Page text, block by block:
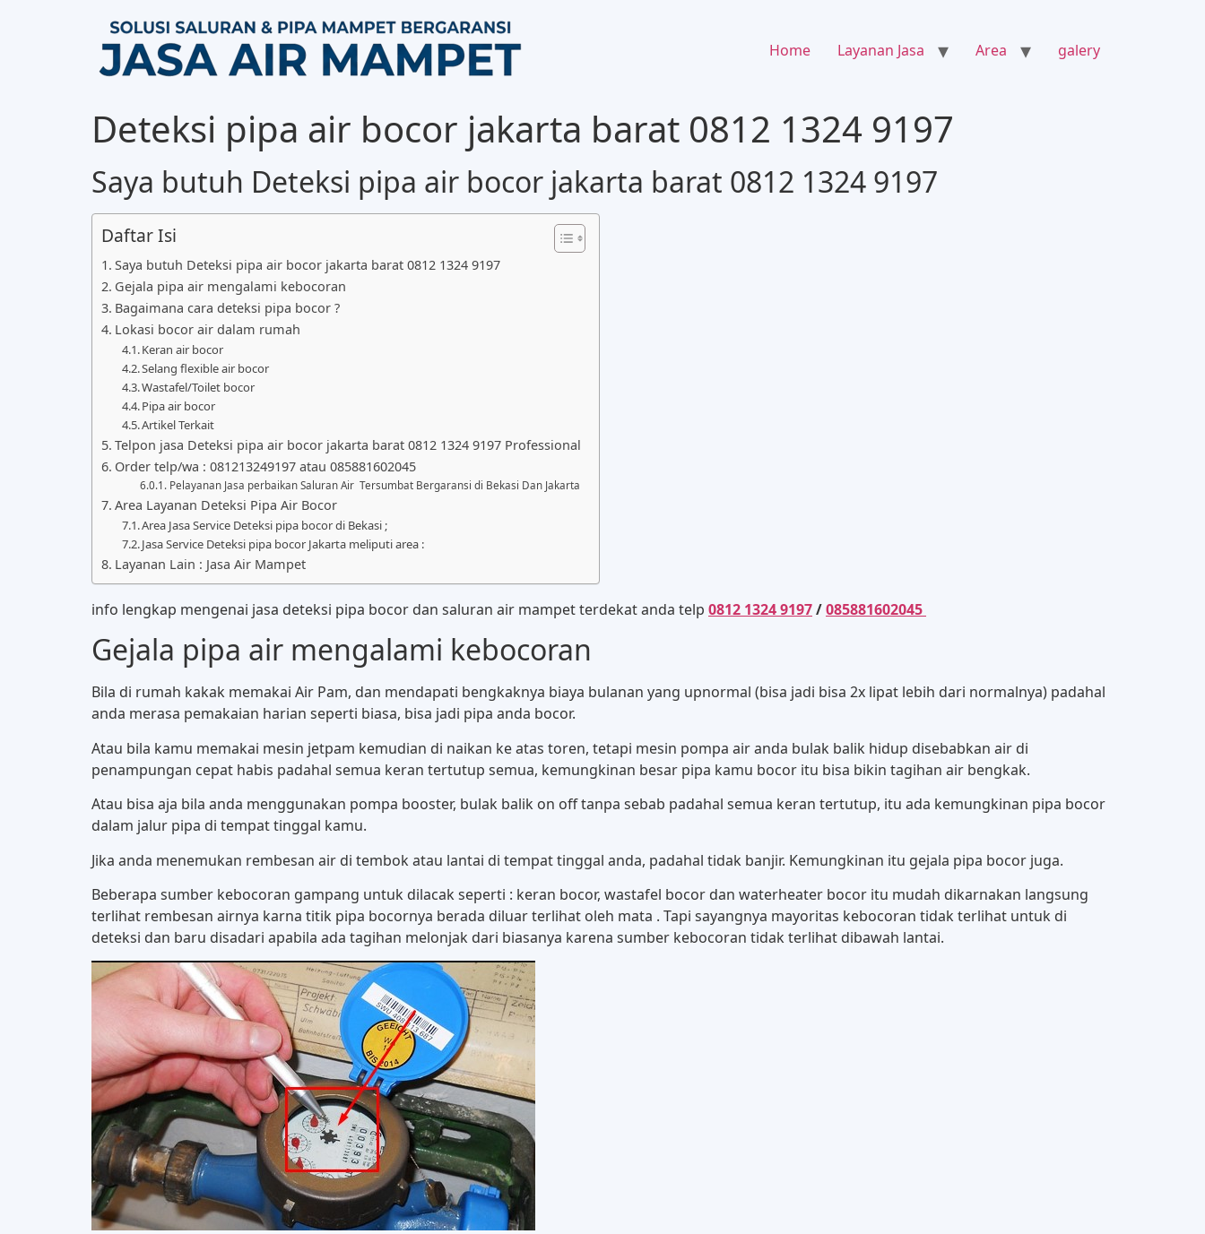
Home Layanan Jasa Area galery
Deteksi pipa air bocor jakarta barat 0812 1324 9197
Saya butuh Deteksi pipa air bocor jakarta barat 0812 1324 9197
Daftar Isi
Saya butuh Deteksi pipa air bocor jakarta barat 0812 1324 9197
Gejala pipa air mengalami kebocoran
Bagaimana cara deteksi pipa bocor ?
Lokasi bocor air dalam rumah
Keran air bocor
Selang flexible air bocor
Wastafel/Toilet bocor
Pipa air bocor
Artikel Terkait
Telpon jasa Deteksi pipa air bocor jakarta barat 0812 1324 9197 Professional
Order telp/wa : 081213249197 atau 085881602045
Pelayanan Jasa perbaikan Saluran Air Tersumbat Bergaransi di Bekasi Dan Jakarta
Area Layanan Deteksi Pipa Air Bocor
Area Jasa Service Deteksi pipa bocor di Bekasi ;
Jasa Service Deteksi pipa bocor Jakarta meliputi area :
Layanan Lain : Jasa Air Mampet
info lengkap mengenai jasa deteksi pipa bocor dan saluran air mampet terdekat anda telp 0812 1324 9197/085881602045
Gejala pipa air mengalami kebocoran
Bila di rumah kakak memakai Air Pam, dan mendapati bengkaknya biaya bulanan yang upnormal (bisa jadi bisa 2x lipat lebih dari normalnya) padahal
anda merasa pemakaian harian seperti biasa, bisa jadi pipa anda bocor.
Atau bila kamu memakai mesin jetpam kemudian di naikan ke atas toren, tetapi mesin pompa air anda bulak balik hidup disebabkan air di
penampungan cepat habis padahal semua keran tertutup semua, kemungkinan besar pipa kamu bocor itu bisa bikin tagihan air bengkak.
Atau bisa aja bila anda menggunakan pompa booster, bulak balik on off tanpa sebab padahal semua keran tertutup, itu ada kemungkinan pipa bocor
dalam jalur pipa di tempat tinggal kamu.
Jika anda menemukan rembesan air di tembok atau lantai di tempat tinggal anda, padahal tidak banjir. Kemungkinan itu gejala pipa bocor juga.
Beberapa sumber kebocoran gampang untuk dilacak seperti : keran bocor, wastafel bocor dan waterheater bocor itu mudah dikarnakan langsung
terlihat rembesan airnya karna titik pipa bocornya berada diluar terlihat oleh mata . Tapi sayangnya mayoritas kebocoran tidak terlihat untuk di
deteksi dan baru disadari apabila ada tagihan melonjak dari biasanya karena sumber kebocoran tidak terlihat dibawah lantai.